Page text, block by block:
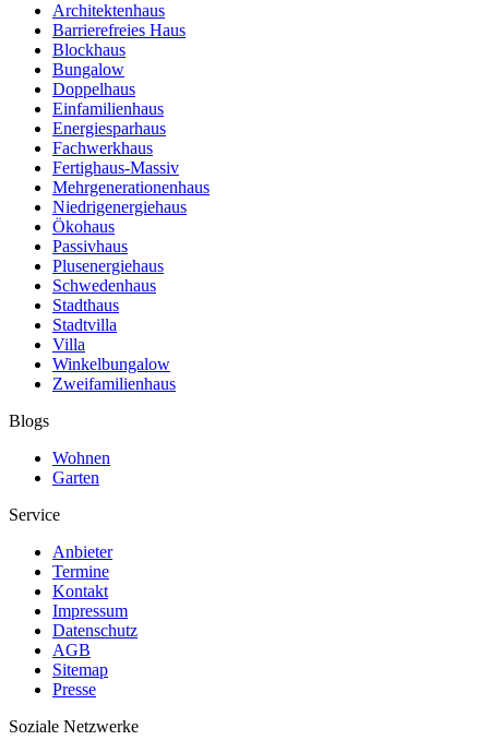
Architektenhaus
Barrierefreies Haus
Blockhaus
Bungalow
Doppelhaus
Einfamilienhaus
Energiesparhaus
Fachwerkhaus
Fertighaus-Massiv
Mehrgenerationenhaus
Niedrigenergiehaus
Ökohaus
Passivhaus
Plusenergiehaus
Schwedenhaus
Stadthaus
Stadtvilla
Villa
Winkelbungalow
Zweifamilienhaus
Blogs
Wohnen
Garten
Service
Anbieter
Termine
Kontakt
Impressum
Datenschutz
AGB
Sitemap
Presse
Soziale Netzwerke